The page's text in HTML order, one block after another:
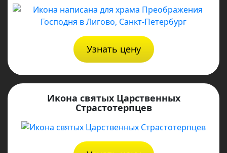
Узнать цену
Икона святых Царственных
Страстотерпцев